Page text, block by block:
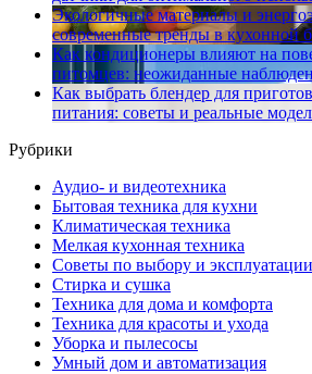
Экологичные материалы и
современные тренды в кухонной
Как кондиционеры влияют на
питомцев: неожиданные
Как выбрать блендер для
питания: советы и реальные
Рубрики
Аудио- и видеотехника
Бытовая техника для кухни
Климатическая техника
Мелкая кухонная техника
Советы по выбору и эксплуатации
Стирка и сушка
Техника для дома и комфорта
Техника для красоты и ухода
Уборка и пылесосы
Умный дом и автоматизация